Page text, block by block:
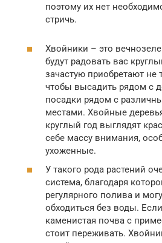
поэтому их нет
стричь.
Хвойники – это
будут радовать вас
зачастую приобретают не
чтобы высадить рядом с
посадки рядом с
местами. Хвойные
круглый год выглядят
себе массу внимания,
ухоженные.
У такого рода растений
система, благодаря
регулярного полива и
обходиться без воды.
каменистая почва с
стоит переживать.